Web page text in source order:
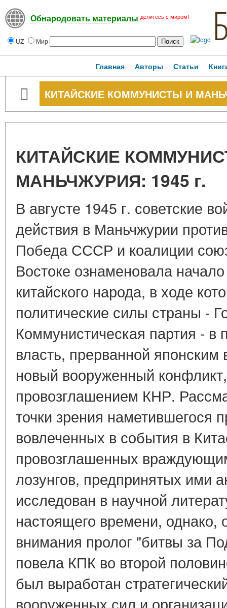
Обнародовать материалы делитесь с миром!
UZ Мир
Главная Авторы Статьи
КИТАЙСКИЕ КОММУНИСТЫ И
КИТАЙСКИЕ
МАНЬЧЖУРИЯ: 1945 г.
В августе 1945 г. советские
действия в Маньчжурии
Победа СССР и коалиции
Востоке ознаменовала
китайского народа, в ходе
политические силы страны -
Коммунистическая партия -
власть, прерванной
новый вооруженный
провозглашением КНР.
точки зрения наметившегося
вовлеченных в события в
провозглашенных
лозунгов, предпринятых ими
исследован в научной
настоящего времени,
внимания пролог "битвы за
повела КПК во второй
был выработан
вооруженных сил и